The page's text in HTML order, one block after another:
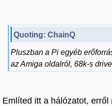
Quoting: ChainQ
Pluszban a Pi egyéb
az Amiga oldalról, 68k-s
Említed itt a hálózatot,